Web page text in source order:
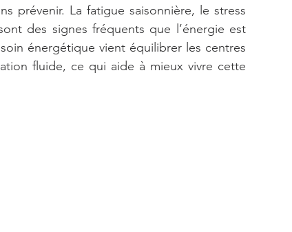
prévenir. La fatigue saisonnière, le stress
des signes fréquents que l’énergie est
énergétique vient équilibrer les centres
fluide, ce qui aide à mieux vivre cette